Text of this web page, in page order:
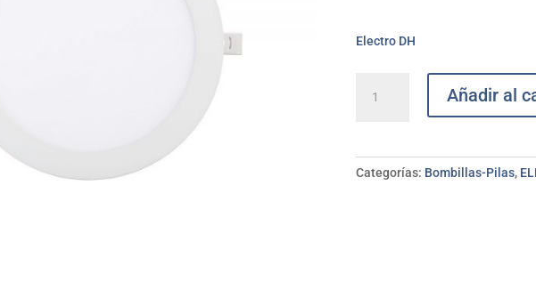
Electro DH
Downlight
redondo
Añadir al
Categorías: Bombillas-Pilas,